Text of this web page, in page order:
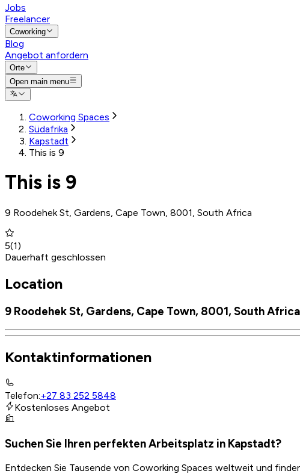
Jobs
Freelancer
Coworking
Blog
Angebot anfordern
Orte
Open main menu
Coworking Spaces
Südafrika
Kapstadt
This is 9
This is 9
9 Roodehek St, Gardens, Cape Town, 8001, South Africa
5(1)
Dauerhaft geschlossen
Location
9 Roodehek St, Gardens, Cape Town, 8001, South Africa
Kontaktinformationen
Telefon:+27 83 252 5848
Kostenloses Angebot
Suchen Sie Ihren perfekten Arbeitsplatz in Kapstadt?
Entdecken Sie Tausende von Coworking Spaces weltweit und